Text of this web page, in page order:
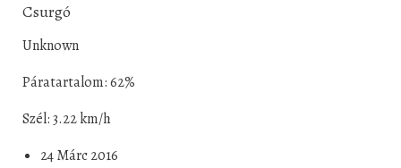
Csurgó
Unknown
Páratartalom: 62%
Szél: 3.22 km/h
24 Márc 2016